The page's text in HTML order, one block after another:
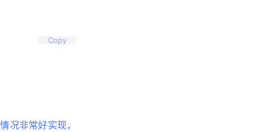
Copy
况非常好实现，